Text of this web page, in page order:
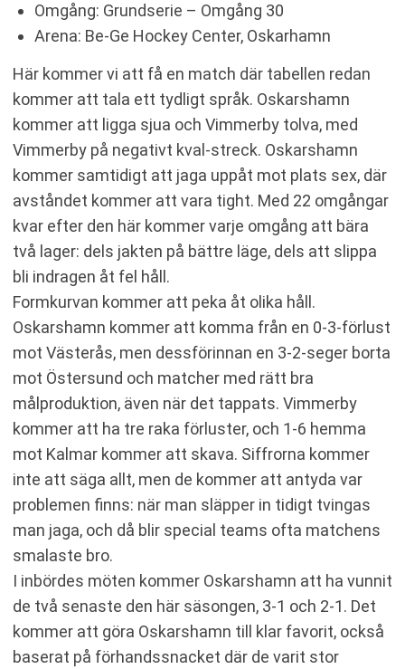
Omgång: Grundserie – Omgång 30
Arena: Be-Ge Hockey Center, Oskarhamn
Här kommer vi att få en match där tabellen redan
kommer att tala ett tydligt språk. Oskarshamn
kommer att ligga sjua och Vimmerby tolva, med
Vimmerby på negativt kval-streck. Oskarshamn
kommer samtidigt att jaga uppåt mot plats sex, där
avståndet kommer att vara tight. Med 22 omgångar
kvar efter den här kommer varje omgång att bära
två lager: dels jakten på bättre läge, dels att slippa
bli indragen åt fel håll.
Formkurvan kommer att peka åt olika håll.
Oskarshamn kommer att komma från en 0-3-förlust
mot Västerås, men dessförinnan en 3-2-seger borta
mot Östersund och matcher med rätt bra
målproduktion, även när det tappats. Vimmerby
kommer att ha tre raka förluster, och 1-6 hemma
mot Kalmar kommer att skava. Siffrorna kommer
inte att säga allt, men de kommer att antyda var
problemen finns: när man släpper in tidigt tvingas
man jaga, och då blir special teams ofta matchens
smalaste bro.
I inbördes möten kommer Oskarshamn att ha vunnit
de två senaste den här säsongen, 3-1 och 2-1. Det
kommer att göra Oskarshamn till klar favorit, också
baserat på förhandssnacket där de varit stor